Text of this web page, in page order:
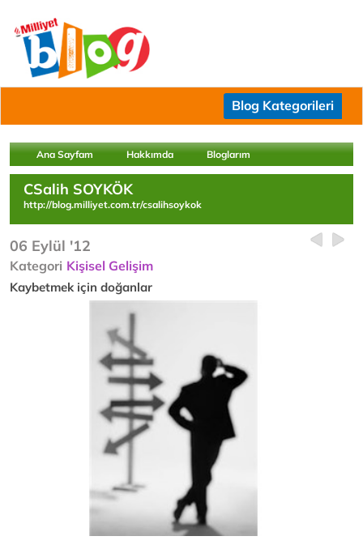
Blog Kategorileri
Ana Sayfam Hakkımda Bloglarım
CSalih SOYKÖK
http://blog.milliyet.com.tr/csalihsoykok
06 Eylül '12
Kategori Kişisel Gelişim
Kaybetmek için doğanlar